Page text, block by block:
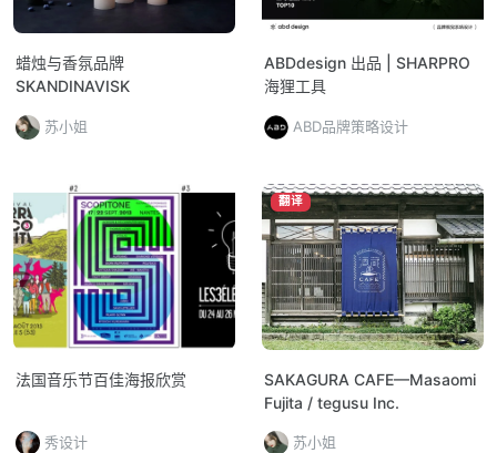
蜡烛与香氛品牌
SKANDINAVISK
苏小姐
ABDdesign 出品 | SHARPRO
海狸工具
ABD品牌策略设计
法国音乐节百佳海报欣赏
秀设计
翻译
SAKAGURA CAFE—Masaomi
Fujita / tegusu Inc.
苏小姐